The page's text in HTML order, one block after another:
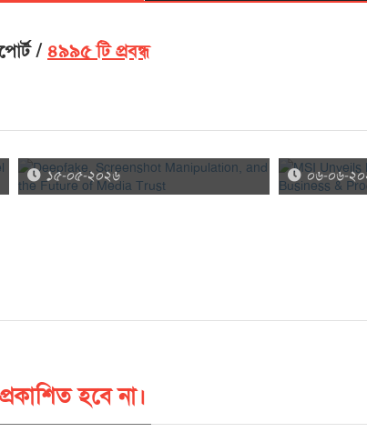
৪৯৯৫ টি প্রবন্ধ
Deepfake, Screenshot Manipulation,
১৫-০৫-২০২৬
MSI Unveils
০৬-০৬-
হবে না।